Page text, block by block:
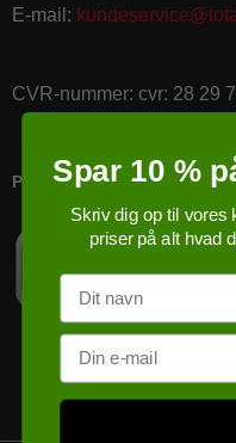
E-mail :
CVR-nummer: cvr: 28 29
PRICERUNNER
Spar 10 %
Skriv dig op til vores
priser på alt hvad
Navn
Email